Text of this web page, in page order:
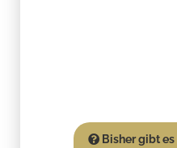
Bisher gibt